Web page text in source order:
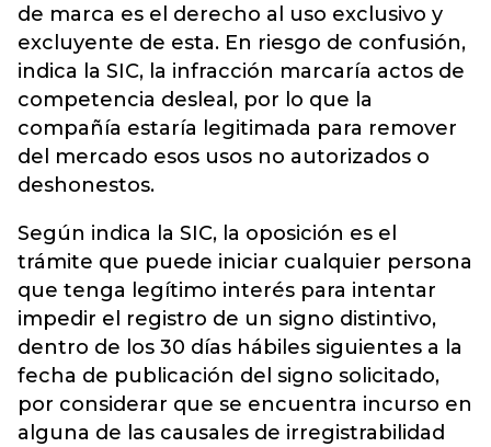
de marca es el derecho al uso exclusivo y
excluyente de esta. En riesgo de confusión,
indica la SIC, la infracción marcaría actos de
competencia desleal, por lo que la
compañía estaría legitimada para remover
del mercado esos usos no autorizados o
deshonestos.
Según indica la SIC, la oposición es el
trámite que puede iniciar cualquier persona
que tenga legítimo interés para intentar
impedir el registro de un signo distintivo,
dentro de los 30 días hábiles siguientes a la
fecha de publicación del signo solicitado,
por considerar que se encuentra incurso en
alguna de las causales de irregistrabilidad